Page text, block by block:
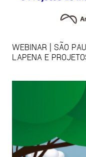
WEBINAR | SÃO
LAPENA E